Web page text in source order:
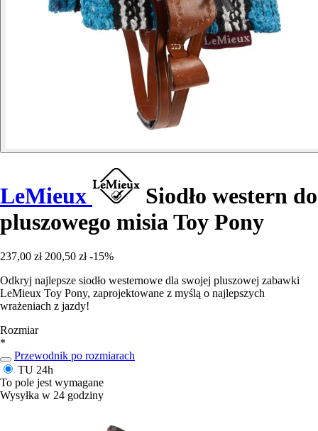
LeMieux
Siodło western do
pluszowego misia Toy Pony
237,00 zł 200,50 zł -15%
Odkryj najlepsze siodło westernowe dla swojej pluszowej zabawki
LeMieux Toy Pony, zaprojektowane z myślą o najlepszych
wrażeniach z jazdy!
Rozmiar
*
Przewodnik po rozmiarach
TU 24h
To pole jest wymagane
Wysyłka w 24 godziny